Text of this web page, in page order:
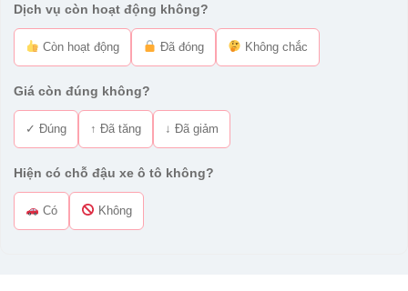
Dịch vụ còn hoạt động không?
Còn hoạt động Đã đóng Không chắc
Giá còn đúng không?
✓ Đúng ↑ Đã tăng ↓ Đã giảm
Hiện có chỗ đậu xe ô tô không?
Có Không